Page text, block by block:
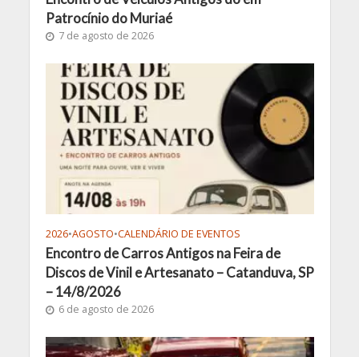
Patrocínio do Muriaé
7 de agosto de 2026
2026•AGOSTO•CALENDÁRIO DE EVENTOS
Encontro de Carros Antigos na Feira de
Discos de Vinil e Artesanato – Catanduva, SP
– 14/8/2026
6 de agosto de 2026